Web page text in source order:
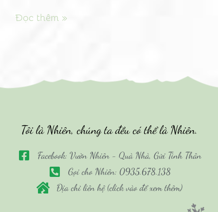
Đọc thêm »
Tôi là Nhiên, chúng ta đều có thể là Nhiên.
Facebook: Vườn Nhiên - Quà Nhà, Gửi Tình Thân
Gọi cho Nhiên: 0935.678.138
Địa chỉ liên hệ (click vào để xem thêm)